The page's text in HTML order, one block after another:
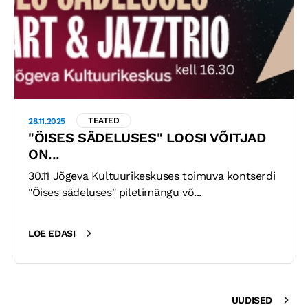
28.11.2025 TEATED
"ÖISES SÄDELUSES" LOOSI VÕITJAD
ON...
30.11 Jõgeva Kultuurikeskuses toimuva kontserdi
"Öises sädeluses" piletimängu võ...
LOE EDASI
UUDISED